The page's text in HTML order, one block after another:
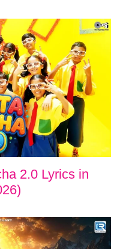
2.0 Lyrics in